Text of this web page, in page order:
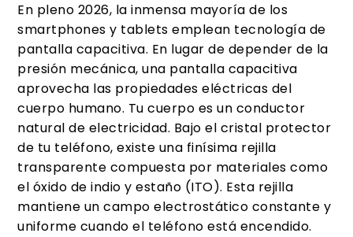
En pleno 2026, la inmensa mayoría de los
smartphones y tablets emplean tecnología de
pantalla capacitiva. En lugar de depender de la
presión mecánica, una pantalla capacitiva
aprovecha las propiedades eléctricas del
cuerpo humano. Tu cuerpo es un conductor
natural de electricidad. Bajo el cristal protector
de tu teléfono, existe una finísima rejilla
transparente compuesta por materiales como
el óxido de indio y estaño (ITO). Esta rejilla
mantiene un campo electrostático constante y
uniforme cuando el teléfono está encendido.